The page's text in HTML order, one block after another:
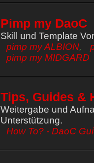
Pimp my DaoC
Skill und Template
pimp my ALBION,
pimp my MIDGARD
Tips, Guides &
Weitergabe und
Unterstützung.
How To? - DaoC